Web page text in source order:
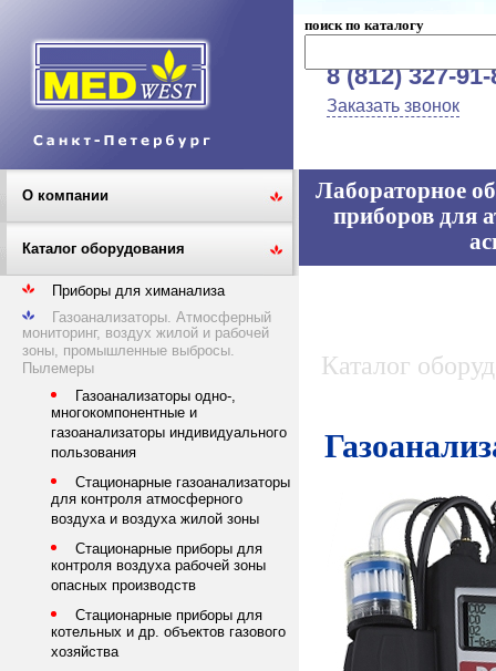
поиск по каталогу
8 (812) 327-91-
Заказать звонок
О компании
Каталог оборудования
Приборы для химанализа
Газоанализаторы. Атмосферный
мониторинг, воздух жилой и рабочей
зоны, промышленные выбросы.
Пылемеры
Газоанализаторы одно-,
многокомпонентные и
газоанализаторы индивидуального
пользования
Стационарные газоанализаторы
для контроля атмосферного
воздуха и воздуха жилой зоны
Стационарные приборы для
контроля воздуха рабочей зоны
опасных производств
Стационарные приборы для
котельных и др. объектов газового
хозяйства
Лабораторное
приборов для
Каталог